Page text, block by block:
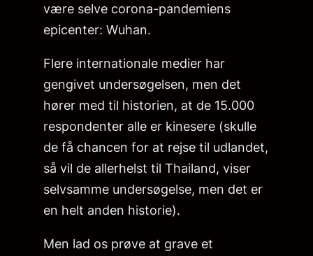
være selve corona-pandemiens
epicenter: Wuhan.
Flere internationale medier har
gengivet undersøgelsen, men det
hører med til historien, at de 15.000
respondenter alle er kinesere (skulle
de få chancen for at rejse til udlandet,
så vil de allerhelst til Thailand, viser
selvsamme undersøgelse, men det er
en helt anden historie).
Men lad os prøve at grave et